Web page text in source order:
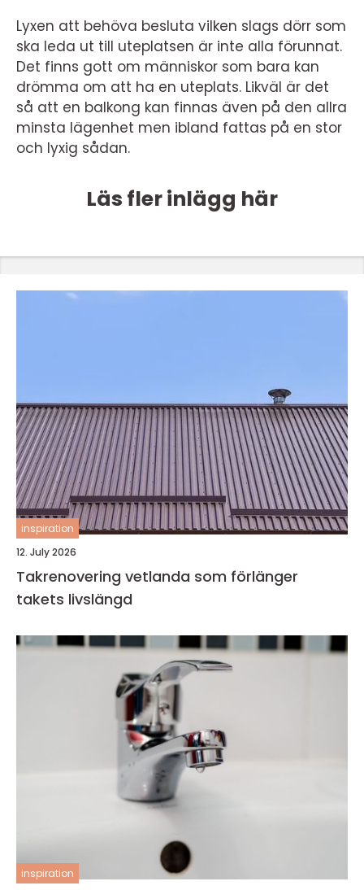
Lyxen att behöva besluta vilken slags dörr som
ska leda ut till uteplatsen är inte alla förunnat.
Det finns gott om människor som bara kan
drömma om att ha en uteplats. Likväl är det
så att en balkong kan finnas även på den allra
minsta lägenhet men ibland fattas på en stor
och lyxig sådan.
Läs fler inlägg här
inspiration
12. July 2026
Takrenovering vetlanda som förlänger
takets livslängd
inspiration